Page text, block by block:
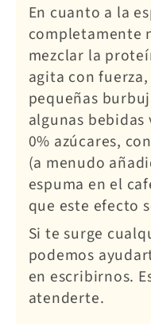
En cuanto a la
completamente
mezclar la
agita con
pequeñas
algunas bebidas
0% azúcares,
(a menudo
espuma en el
que este efecto
Si te surge
podemos
en escribirnos.
atenderte.